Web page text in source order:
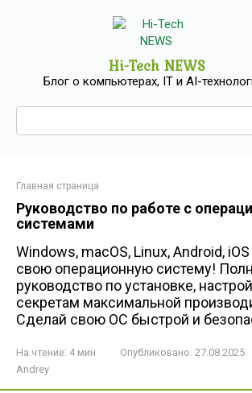
Hi-Tech NEWS
Блог о компьютерах, IT и AI-
Главная страница
Руководство по работе с
системами
Windows, macOS, Linux, Android,
свою операционную систему!
руководство по установке,
секретам максимальной
Сделай свою ОС быстрой и
На чтение: 4 мин Опубликовано: 27.08.2025
Andrey